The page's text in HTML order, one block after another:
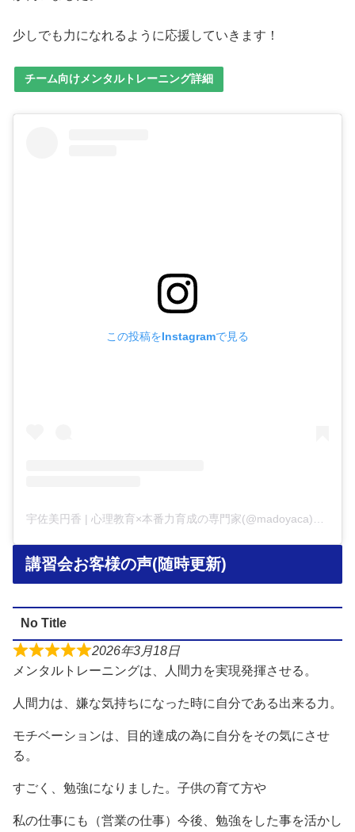
少しでも力になれるように応援していきます！
チーム向けメンタルトレーニング詳細
この投稿をInstagramで見る
講習会お客様の声(随時更新)
No Title
2026年3月18日
メンタルトレーニングは、人間力を実現発揮させる。
人間力は、嫌な気持ちになった時に自分である出来る力。
モチベーションは、目的達成の為に自分をその気にさせ
る。
すごく、勉強になりました。子供の育て方や
私の仕事にも（営業の仕事）今後、勉強をした事を活かし